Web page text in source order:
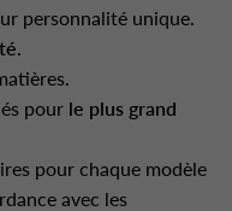
personnalité unique.
.
pour le plus grand
pour chaque modèle
avec les